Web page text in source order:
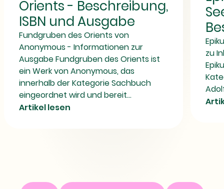
AusgabeOrients - Beschreibung,
ISBN und Ausgabe
Fundgruben des Orients von
Anonymous - Informationen zur
Ausgabe Fundgruben des Orients ist
ein Werk von Anonymous, das
innerhalb der Kategorie Sachbuch
eingeordnet wird und bereit...
Artikel lesen
Beschreibung
zu